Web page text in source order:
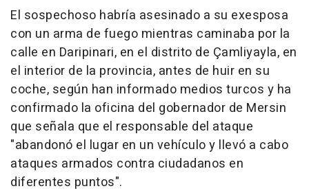
El sospechoso habría asesinado a su exesposa
con un arma de fuego mientras caminaba por la
calle en Daripinari, en el distrito de Çamliyayla, en
el interior de la provincia, antes de huir en su
coche, según han informado medios turcos y ha
confirmado la oficina del gobernador de Mersin
que señala que el responsable del ataque
"abandonó el lugar en un vehículo y llevó a cabo
ataques armados contra ciudadanos en
diferentes puntos".